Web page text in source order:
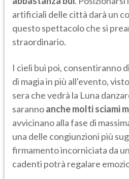
artificiali delle città darà un
questo spettacolo che si
straordinario.
I cieli bui poi, consentiranno
di magia in più all'evento,
sera che vedrà la Luna
sarannoanche molti sciami
avvicinano alla fase di
una delle congiunzioni più
firmamento incorniciata da
cadenti potrà regalare